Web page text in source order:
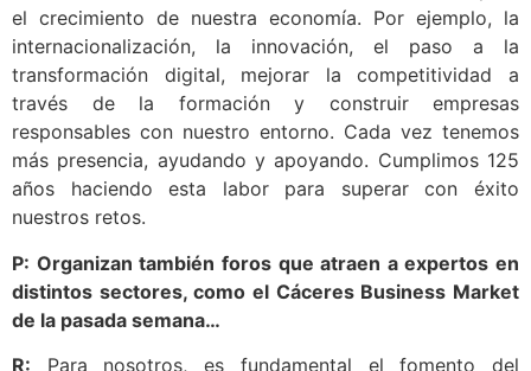
el crecimiento de nuestra economía. Por ejemplo, la
internacionalización, la innovación, el paso a la
transformación digital, mejorar la competitividad a
través de la formación y construir empresas
responsables con nuestro entorno. Cada vez tenemos
más presencia, ayudando y apoyando. Cumplimos 125
años haciendo esta labor para superar con éxito
nuestros retos.
P: Organizan también foros que atraen a expertos en
distintos sectores, como el Cáceres Business Market
de la pasada semana…